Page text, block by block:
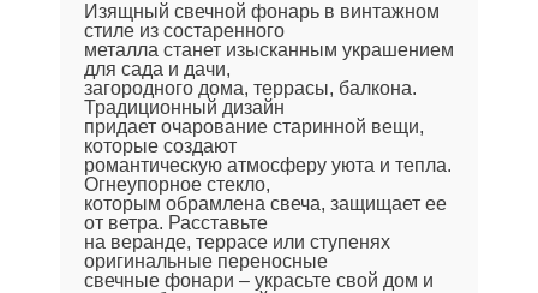
Изящный свечной фонарь в винтажном
стиле из состаренного
металла станет изысканным украшением
для сада и дачи,
загородного дома, террасы, балкона.
Традиционный дизайн
придает очарование старинной вещи,
которые создают
романтическую атмосферу уюта и тепла.
Огнеупорное стекло,
которым обрамлена свеча, защищает ее
от ветра. Расставьте
на веранде, террасе или ступенях
оригинальные переносные
свечные фонари – украсьте свой дом и